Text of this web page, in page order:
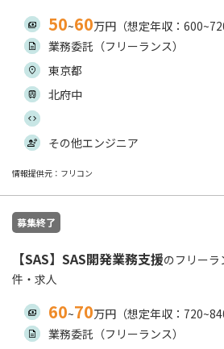
50~60万円（想定年収：
業務委託（フリーランス）
東京都
北府中
その他エンジニア
情報提供元：フリコン
募集終了
【SAS】SAS開発業務支援のフリー
件・求人
60~70万円（想定年収：
業務委託（フリーランス）